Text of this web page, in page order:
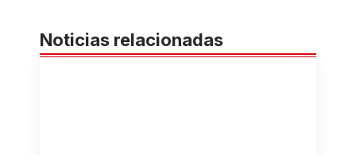
Noticias relacionadas